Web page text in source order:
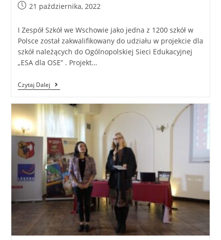
21 października, 2022
I Zespół Szkół we Wschowie jako jedna z 1200 szkół w
Polsce został zakwalifikowany do udziału w projekcie dla
szkół należących do Ogólnopolskiej Sieci Edukacyjnej
„ESA dla OSE” . Projekt…
Czytaj Dalej